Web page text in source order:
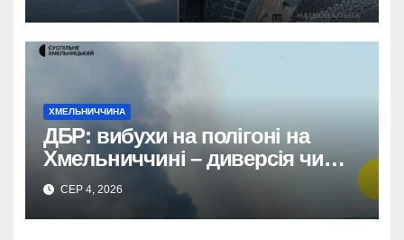
ХМЕЛЬНИЧЧИНА
ДБР: вибухи на полігоні на
Хмельниччині – диверсія чи
порушення правил?
СЕР 4, 2026